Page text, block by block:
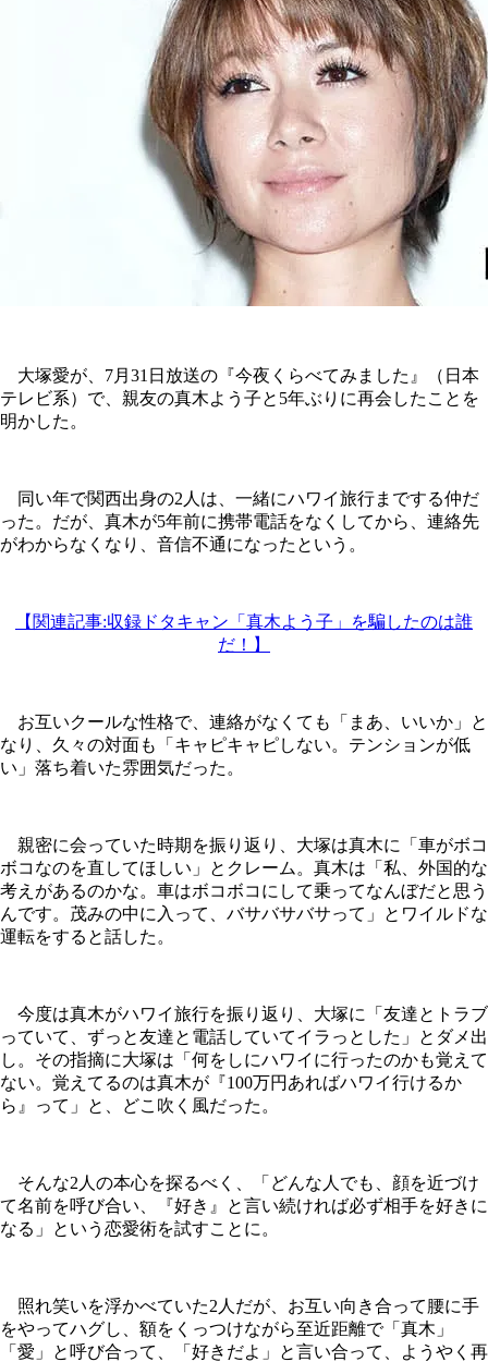
大塚愛が、7月31日放送の『今夜くらべてみました』（日本
テレビ系）で、親友の真木よう子と5年ぶりに再会したことを
明かした。
同い年で関西出身の2人は、一緒にハワイ旅行までする仲だ
った。だが、真木が5年前に携帯電話をなくしてから、連絡先
がわからなくなり、音信不通になったという。
【関連記事:収録ドタキャン「真木よう子」を騙したのは誰
だ！】
お互いクールな性格で、連絡がなくても「まあ、いいか」と
なり、久々の対面も「キャピキャピしない。テンションが低
い」落ち着いた雰囲気だった。
親密に会っていた時期を振り返り、大塚は真木に「車がボコ
ボコなのを直してほしい」とクレーム。真木は「私、外国的な
考えがあるのかな。車はボコボコにして乗ってなんぼだと思う
んです。茂みの中に入って、バサバサバサって」とワイルドな
運転をすると話した。
今度は真木がハワイ旅行を振り返り、大塚に「友達とトラブ
っていて、ずっと友達と電話していてイラっとした」とダメ出
し。その指摘に大塚は「何をしにハワイに行ったのかも覚えて
ない。覚えてるのは真木が『100万円あればハワイ行けるか
ら』って」と、どこ吹く風だった。
そんな2人の本心を探るべく、「どんな人でも、顔を近づけ
て名前を呼び合い、『好き』と言い続ければ必ず相手を好きに
なる」という恋愛術を試すことに。
照れ笑いを浮かべていた2人だが、お互い向き合って腰に手
をやってハグし、額をくっつけながら至近距離で「真木」
「愛」と呼び合って、「好きだよ」と言い合って、ようやく再